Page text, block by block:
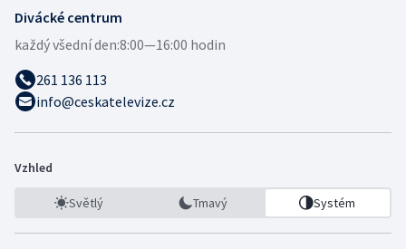
Divácké centrum
každý všední den:8:00—16:00 hodin
261 136 113
info@ceskatelevize.cz
Vzhled
Světlý Tmavý Systém